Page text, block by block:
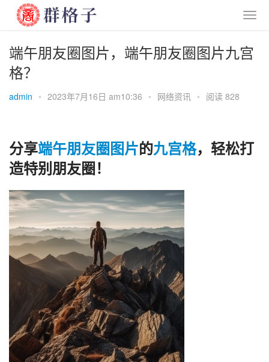
端午朋友圈图片，端午朋友圈图片九宫
格？
admin • 2023年7月16日 am10:36 • 网络资讯 • 阅读 828
分享端午朋友圈图片的九宫格，轻松打
造特别朋友圈！